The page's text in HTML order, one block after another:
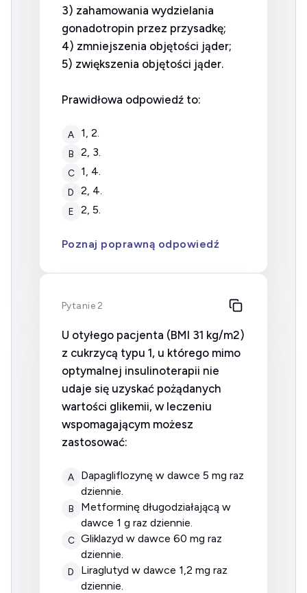
3) zahamowania wydzielania
gonadotropin przez przysadkę;
4) zmniejszenia objętości jąder;
5) zwiększenia objętości jąder.
Prawidłowa odpowiedź to:
A 1, 2.
B 2, 3.
C 1, 4.
D 2, 4.
E 2, 5.
Poznaj poprawną odpowiedź
Pytanie 2
U otyłego pacjenta (BMI 31 kg/m2)
z cukrzycą typu 1, u którego mimo
optymalnej insulinoterapii nie
udaje się uzyskać pożądanych
wartości glikemii, w leczeniu
wspomagającym możesz
zastosować:
A
dapagliflozynę w dawce 5 mg raz
dziennie.
B
metforminę długodziałającą w
dawce 1 g raz dziennie.
C gliklazyd w dawce 60 mg raz
dziennie.
D
liraglutyd w dawce 1,2 mg raz
dziennie.